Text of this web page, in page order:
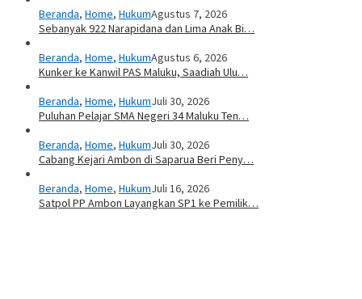
Beranda, Home, HukumAgustus 7, 2026
Sebanyak 922 Narapidana dan Lima Anak Bi…
Beranda, Home, HukumAgustus 6, 2026
Kunker ke Kanwil PAS Maluku, Saadiah Ulu…
Beranda, Home, HukumJuli 30, 2026
Puluhan Pelajar SMA Negeri 34 Maluku Ten…
Beranda, Home, HukumJuli 30, 2026
Cabang Kejari Ambon di Saparua Beri Peny…
Beranda, Home, HukumJuli 16, 2026
Satpol PP Ambon Layangkan SP1 ke Pemilik…